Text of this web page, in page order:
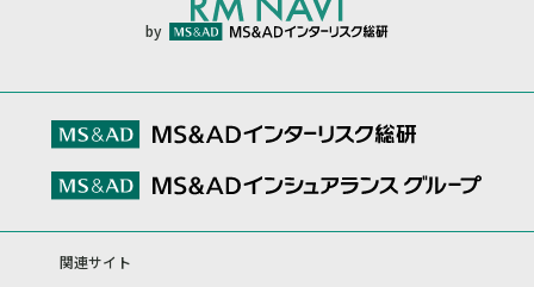
by
関連サイト